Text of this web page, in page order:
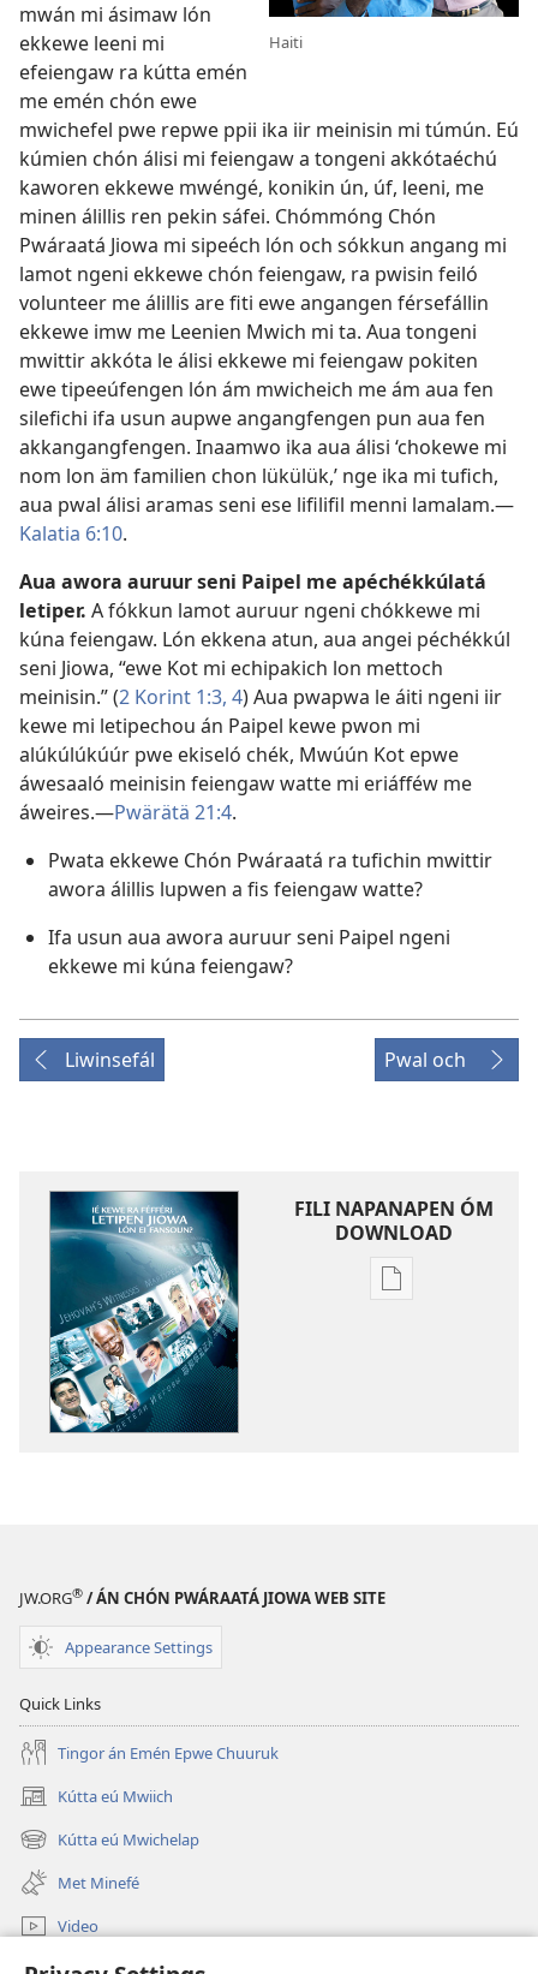
Haiti
mwán mi ásimaw lón
ekkewe leeni mi
efeiengaw ra kútta emén
me emén chón ewe
mwichefel pwe repwe ppii ika iir meinisin mi túmún. Eú
kúmien chón álisi mi feiengaw a tongeni akkótaéchú
kaworen ekkewe mwéngé, konikin ún, úf, leeni, me
minen álillis ren pekin sáfei. Chómmóng Chón
Pwáraatá Jiowa mi sipeéch lón och sókkun angang mi
lamot ngeni ekkewe chón feiengaw, ra pwisin feiló
volunteer me álillis are fiti ewe angangen férsefállin
ekkewe imw me Leenien Mwich mi ta. Aua tongeni
mwittir akkóta le álisi ekkewe mi feiengaw pokiten
ewe tipeeúfengen lón ám mwicheich me ám aua fen
silefichi ifa usun aupwe angangfengen pun aua fen
akkangangfengen. Inaamwo ika aua álisi ‘chokewe mi
nom lon äm familien chon lükülük,’ nge ika mi tufich,
aua pwal álisi aramas seni ese lifilifil menni lamalam.​—
Kalatia 6:10.
Aua awora auruur seni Paipel me apéchékkúlatá
letiper. A fókkun lamot auruur ngeni chókkewe mi
kúna feiengaw. Lón ekkena atun, aua angei péchékkúl
seni Jiowa, “ewe Kot mi echipakich lon mettoch
meinisin.” (2 Korint 1:3, 4) Aua pwapwa le áiti ngeni iir
kewe mi letipechou án Paipel kewe pwon mi
alúkúlúkúúr pwe ekiseló chék, Mwúún Kot epwe
áwesaaló meinisin feiengaw watte mi eriáfféw me
áweires.​—Pwärätä 21:4.
Pwata ekkewe Chón Pwáraatá ra tufichin mwittir
awora álillis lupwen a fis feiengaw watte?
Ifa usun aua awora auruur seni Paipel ngeni
ekkewe mi kúna feiengaw?
Liwinsefál Pwal och
FILI NAPANAPEN ÓM
DOWNLOAD
Fili
Fansoun?
JW.ORG® / ÁN CHÓN PWÁRAATÁ JIOWA WEB SITE
Appearance Settings
Quick Links
Tingor án Emén Epwe Chuuruk
Kútta eú Mwiich
(opens
new
window)
Kútta eú Mwichelap
(opens
new
window)
Met Minefé
Video
Kútta